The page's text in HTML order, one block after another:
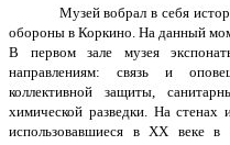
Музей вобрал в себя историю
обороны в Коркино. На данный
В первом зале музея
направлениям: связь и
коллективной защиты,
химической разведки. На стенах
использовавшиеся в XX веке в